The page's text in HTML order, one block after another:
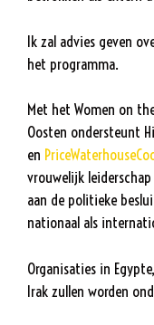
Ik zal advies geven
het programma.
Met het Women on
Oosten ondersteunt
en
vrouwelijk
aan de politieke
nationaal als
Organisaties in
Irak zullen worden